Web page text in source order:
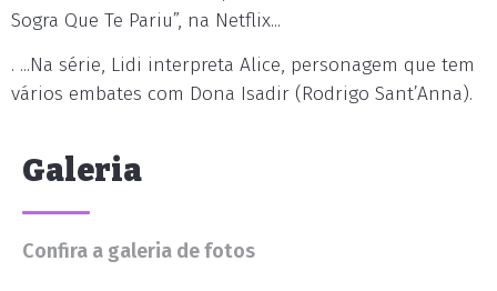
Sogra Que Te Pariu”, na Netflix...
. ...Na série, Lidi interpreta Alice, personagem que tem
vários embates com Dona Isadir (Rodrigo Sant’Anna).
Galeria
Confira a galeria de fotos